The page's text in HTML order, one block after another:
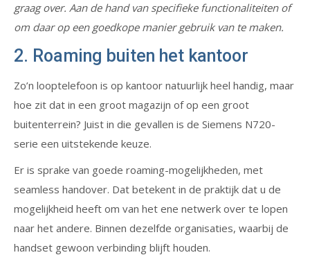
graag over. Aan de hand van specifieke functionaliteiten of
om daar op een goedkope manier gebruik van te maken.
2. Roaming buiten het kantoor
Zo’n looptelefoon is op kantoor natuurlijk heel handig, maar
hoe zit dat in een groot magazijn of op een groot
buitenterrein? Juist in die gevallen is de Siemens N720-
serie een uitstekende keuze.
Er is sprake van goede roaming-mogelijkheden, met
seamless handover. Dat betekent in de praktijk dat u de
mogelijkheid heeft om van het ene netwerk over te lopen
naar het andere. Binnen dezelfde organisaties, waarbij de
handset gewoon verbinding blijft houden.